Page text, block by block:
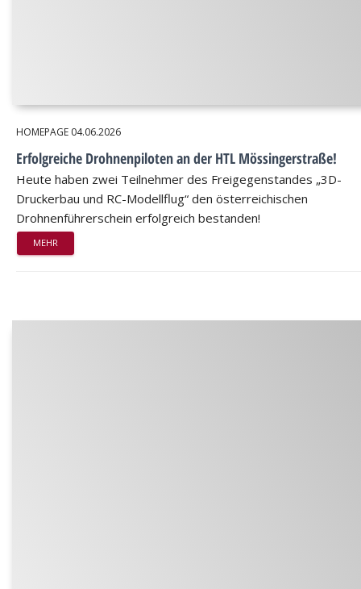
HOMEPAGE 04.06.2026
Erfolgreiche Drohnenpiloten an der HTL Mössingerstraße!
Heute haben zwei Teilnehmer des Freigegenstandes „3D-
Druckerbau und RC-Modellflug“ den österreichischen
Drohnenführerschein erfolgreich bestanden!
MEHR